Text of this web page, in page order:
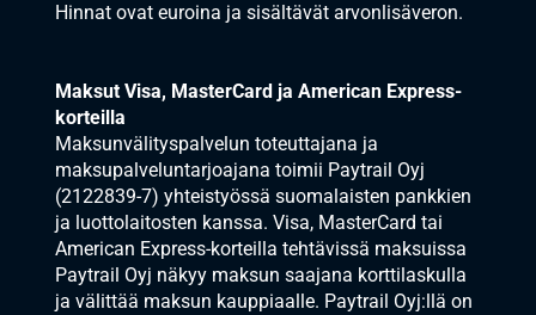
Hinnat ovat euroina ja sisältävät arvonlisäveron.
Maksut Visa, MasterCard ja American Express-
korteilla
Maksunvälityspalvelun toteuttajana ja
maksupalveluntarjoajana toimii Paytrail Oyj
(2122839-7) yhteistyössä suomalaisten pankkien
ja luottolaitosten kanssa. Visa, MasterCard tai
American Express-korteilla tehtävissä maksuissa
Paytrail Oyj näkyy maksun saajana korttilaskulla
ja välittää maksun kauppiaalle. Paytrail Oyj:llä on